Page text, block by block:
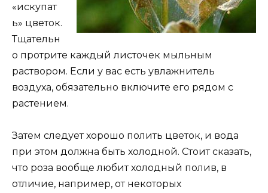
«искупат
ь» цветок.
Тщательн
о протрите каждый листочек мыльным
раствором. Если у вас есть увлажнитель
воздуха, обязательно включите его рядом с
растением.
Затем следует хорошо полить цветок, и вода
при этом должна быть холодной. Стоит сказать,
что роза вообще любит холодный полив, в
отличие, например, от некоторых